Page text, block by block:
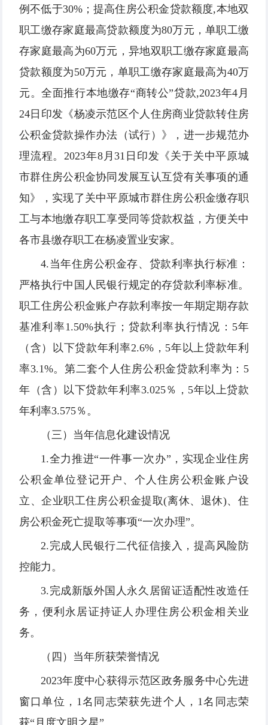
例不低于30%；提高住房公积金贷款额度,本地双
职工缴存家庭最高贷款额度为80万元，单职工缴
存家庭最高为60万元，异地双职工缴存家庭最高
贷款额度为50万元，单职工缴存家庭最高为40万
元。全面推行本地缴存“商转公”贷款,2023年4月
24日印发《杨凌示范区个人住房商业贷款转住房
公积金贷款操作办法（试行）》，进一步规范办
理流程。2023年8月31日印发《关于关中平原城
市群住房公积金协同发展互认互贷有关事项的通
知》，实现了关中平原城市群住房公积金缴存职
工与本地缴存职工享受同等贷款权益，方便关中
各市县缴存职工在杨凌置业安家。
4.当年住房公积金存、贷款利率执行标准：
严格执行中国人民银行规定的存贷款利率标准。
职工住房公积金账户存款利率按一年期定期存款
基准利率1.50%执行；贷款利率执行情况：5年
（含）以下贷款年利率2.6%，5年以上贷款年利
率3.1%。第二套个人住房公积金贷款利率为：5
年（含）以下贷款年利率3.025％，5年以上贷款
年利率3.575％。
（三）当年信息化建设情况
1.全力推进“一件事一次办”，实现企业住房
公积金单位登记开户、个人住房公积金账户设
立、企业职工住房公积金提取(离休、退休)、住
房公积金死亡提取等事项“一次办理”。
2.完成人民银行二代征信接入，提高风险防
控能力。
3.完成新版外国人永久居留证适配性改造任
务，便利永居证持证人办理住房公积金相关业
务。
（四）当年所获荣誉情况
2023年度中心获得示范区政务服务中心先进
窗口单位，1名同志荣获先进个人，1名同志荣